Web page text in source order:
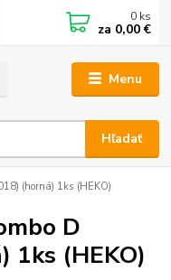
Menu
Hľadať
0 ks
za 0,00 €
(horná) 1ks (HEKO)
D
1ks (HEKO)